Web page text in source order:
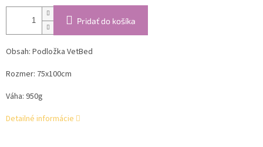
Pridať do košíka
Obsah: Podložka VetBed
Rozmer: 75x100cm
Váha: 950g
Detailné informácie